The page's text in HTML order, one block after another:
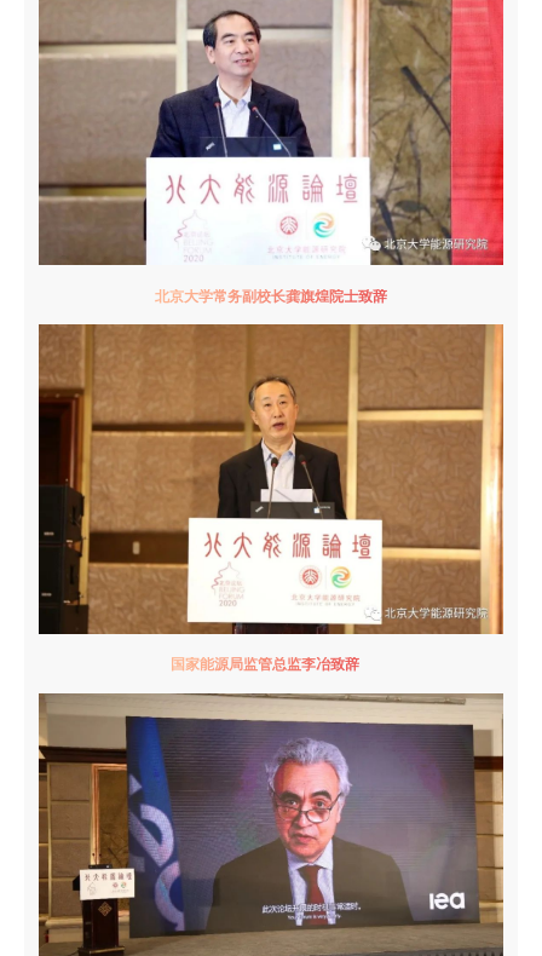
北京大学常务副校长龚旗煌院士致辞
国家能源局监管总监李冶致辞